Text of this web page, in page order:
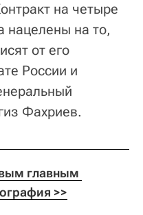
на четыре
нацелены на то,
от его
России и
Фахриев.
главным
>>